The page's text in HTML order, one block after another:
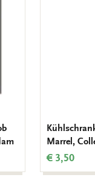
Marrel,
€ 3,50